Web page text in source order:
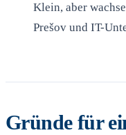
Klein, aber
Prešov und IT-
Gründe für